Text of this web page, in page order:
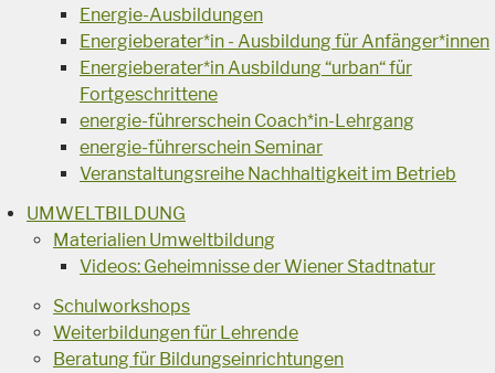
Energie-Ausbildungen
Energieberater*in - Ausbildung für Anfänger*innen
Energieberater*in Ausbildung “urban“ für
Fortgeschrittene
energie-führerschein Coach*in-Lehrgang
energie-führerschein Seminar
Veranstaltungsreihe Nachhaltigkeit im Betrieb
UMWELTBILDUNG
Materialien Umweltbildung
Videos: Geheimnisse der Wiener Stadtnatur
Schulworkshops
Weiterbildungen für Lehrende
Beratung für Bildungseinrichtungen